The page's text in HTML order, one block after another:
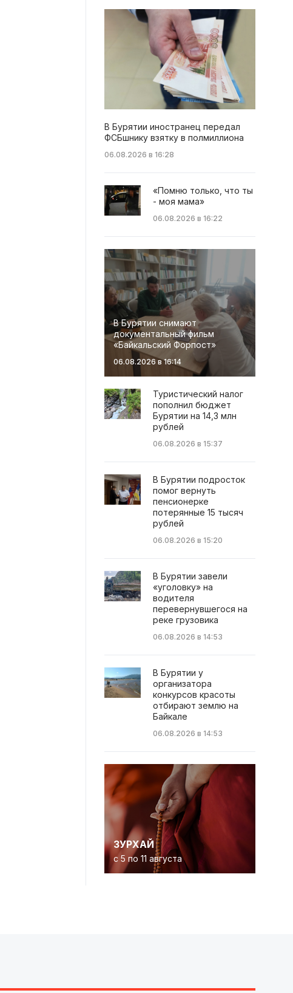
В Бурятии иностранец передал
ФСБшнику взятку в полмиллиона
06.08.2026 в 16:28
«Помню только, что ты
- моя мама»
06.08.2026 в 16:22
В Бурятии снимают
документальный фильм
«Байкальский Форпост»
06.08.2026 в 16:14
Туристический налог
пополнил бюджет
Бурятии на 14,3 млн
рублей
06.08.2026 в 15:37
В Бурятии подросток
помог вернуть
пенсионерке
потерянные 15 тысяч
рублей
06.08.2026 в 15:20
В Бурятии завели
«уголовку» на
водителя
перевернувшегося на
реке грузовика
06.08.2026 в 14:53
В Бурятии у
организатора
конкурсов красоты
отбирают землю на
Байкале
06.08.2026 в 14:53
ЗУРХАЙ
с 5 по 11 августа